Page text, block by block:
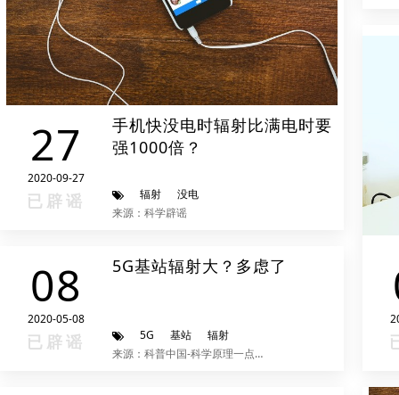
27
2020-09-27
已辟谣
手机快没电时辐射比满电时要
强1000倍？
辐射
没电
来源：科学辟谣
08
2020-05-08
已辟谣
5G基站辐射大？多虑了
5G 基站
辐射
来源：科普中国-科学原理一点通